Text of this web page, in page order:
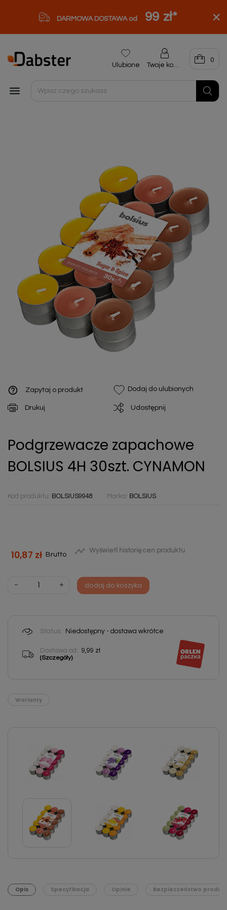
DARMOWA DOSTAWA od 99 zł*

Ulubione Twoje konto
0
help_outline Zapytaj o produkt Dodaj do ulubionych
Drukuj Udostępnij
Podgrzewacze zapachowe
BOLSIUS 4H 30szt. CYNAMON
Kod produktu: BOLSIUS9948 Marka: BOLSIUS
10,87 zł Brutto  Wyświetl historię cen produktu
- + dodaj do koszyka
Status: Niedostępny - dostawa wkrótce
Dostawa od: 9,99 zł
(Szczegóły)
Warianty
Opis Specyfikacja Opinie Bezpieczeństwo